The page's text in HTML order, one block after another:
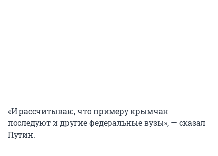
«И рассчитываю, что примеру крымчан
последуют и другие федеральные вузы», — сказал
Путин.